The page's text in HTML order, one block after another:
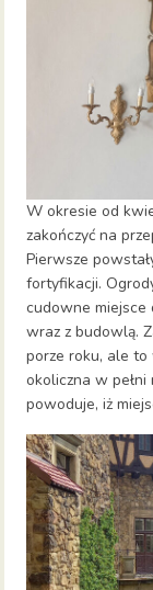
W okresie od
zakończyć na
Pierwsze
fortyfikacji.
cudowne
wraz z budowlą.
porze roku, ale to
okoliczna w
powoduje, iż